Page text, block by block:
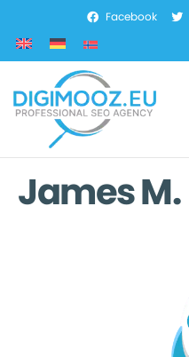
Facebook
James M.